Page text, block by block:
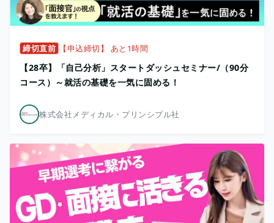
締切直前 【申込締切】 あと1時間
【28卒】「自己分析」スタートダッシュセミナー/（90分
コース）～就活の基礎を一気に固める！
株式会社メディカル・プリンシプル社